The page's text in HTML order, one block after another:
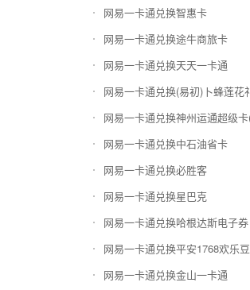
网易一卡通兑换智惠卡
网易一卡通兑换途牛商旅卡
网易一卡通兑换天天一卡通
网易一卡通兑换中石油省卡
网易一卡通兑换必胜客
网易一卡通兑换星巴克
网易一卡通兑换哈根达斯电子券
网易一卡通兑换平安1768欢乐豆
网易一卡通兑换金山一卡通